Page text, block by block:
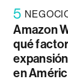
5
Amazon
qué
en